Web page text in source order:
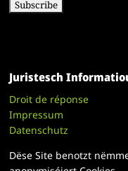
Juristesch
Droit de réponse
Impressum
Datenschutz
Dëse Site benotzt